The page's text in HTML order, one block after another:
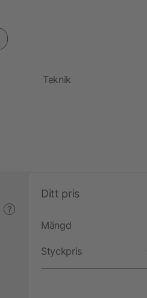
Teknik
?
Ditt pris
Mängd
Styckpris